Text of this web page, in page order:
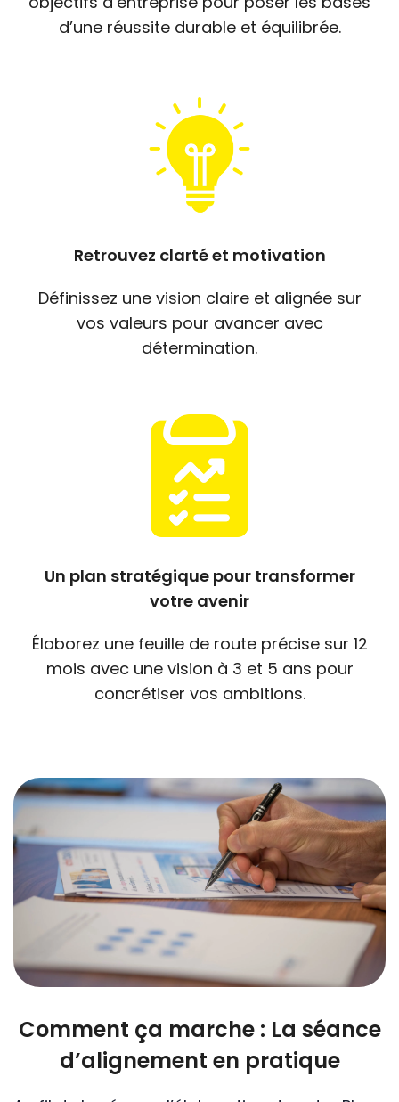
d’une réussite durable et équilibrée.
Retrouvez clarté et motivation
Définissez une vision claire et alignée sur
vos valeurs pour avancer avec
détermination.
Un plan stratégique pour transformer
votre avenir
Élaborez une feuille de route précise sur 12
mois avec une vision à 3 et 5 ans pour
concrétiser vos ambitions.
Comment ça marche : La séance
d’alignement en pratique